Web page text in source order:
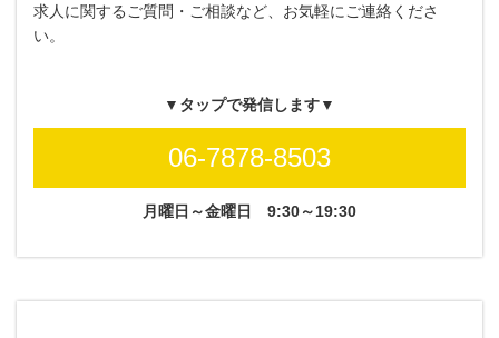
求人に関するご質問・ご相談など、お気軽にご連絡くださ
い。
▼タップで発信します▼
06-7878-8503
月曜日～金曜日 9:30～19:30